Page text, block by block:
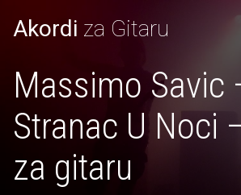
Akordi za Gitaru
Massimo Savic
Stranac U Noci
za gitaru